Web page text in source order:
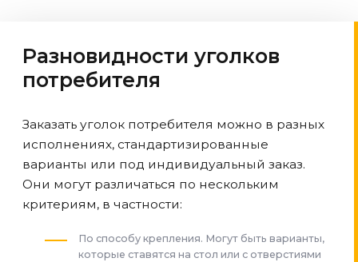
Разновидности уголков
потребителя
Заказать уголок потребителя можно в разных
исполнениях, стандартизированные
варианты или под индивидуальный заказ.
Они могут различаться по нескольким
критериям, в частности:
По способу крепления. Могут быть варианты,
которые ставятся на стол или с отверстиями